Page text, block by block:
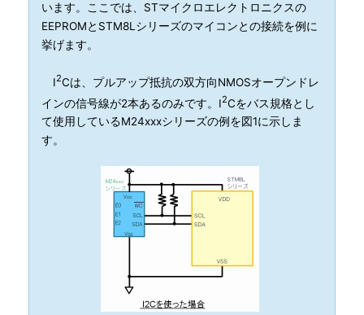
います。ここでは、STマイクロエレクトロニクスの
EEPROMとSTM8Lシリーズのマイコンとの接続を例に
挙げます。
I2Cは、プルアップ抵抗の双方向NMOSオープンドレ
インの信号線が2本あるのみです。I2Cをバス規格とし
て使用しているM24xxxシリーズの例を図1に示しま
す。